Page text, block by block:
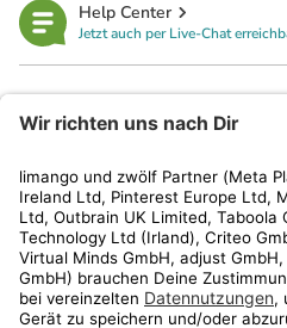
Help Center
Jetzt auch per Live-Chat
Kundenservice
Shop
Aktionen